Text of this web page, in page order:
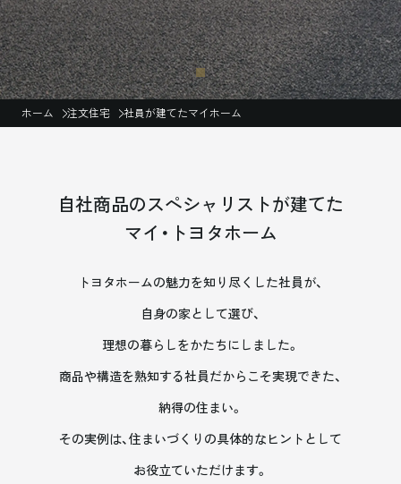
ホーム 注文住宅 社員が建てたマイホーム
自社商品のスペシャリストが建てた
マイ・トヨタホーム
トヨタホームの魅力を知り尽くした社員が、
自身の家として選び、
理想の暮らしをかたちにしました。
商品や構造を熟知する社員だからこそ実現できた、
納得の住まい。
その実例は、住まいづくりの具体的なヒントとして
お役立ていただけます。